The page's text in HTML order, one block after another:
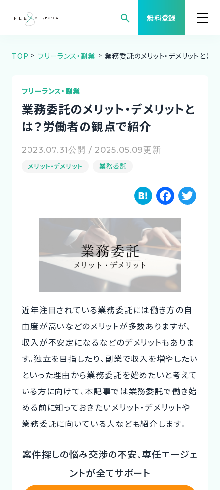
search 無料登録
案件検索
職種から案件を探す
FLEXYについて
よくある質問
福利厚生
コーディネーター紹介
法人の方
今すぐ無料で登録 ログイン
CTOイベント
CTO Event
TOP フリーランス・副業 業務委託のメリット・デメリットと
フリーランス・副業
業務委託のメリット・デメリットと
は？労働者の観点で紹介
2023.07.31公開 / 2025.05.09更新
メリット・デメリット 業務委託
H
a
te
n
a
F
a
c
e
b
o
o
k
近年注目されている業務委託には働き方の自
由度が高いなどのメリットが多数ありますが、
収入が不安定になるなどのデメリットもありま
す。独立を目指したり、副業で収入を増やしたい
といった理由から業務委託を始めたいと考えて
いる方に向けて、本記事では業務委託で働き始
める前に知っておきたいメリット・デメリットや
業務委託に向いている人なども紹介します。
案件探しの悩み交渉の不安、専任エージェ
ントが全てサポート